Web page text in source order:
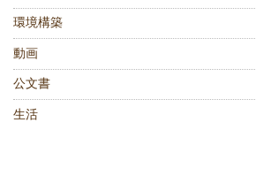
環境構築
動画
公文書
生活